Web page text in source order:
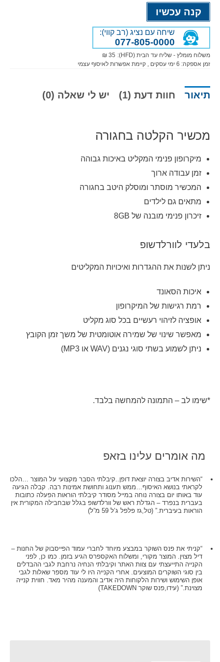
קנה עכשיו
שיחה עם נציג (רב קווי):
077-805-0000
משלוח מומלץ - שליח עד הבית (HFD):
35 ₪
זמן אספקה: 6 ימי עסקים , קיימת אפשרות לאיסוף עצמי
תיאור חוות דעת (1) יש לי שאלה (0)
מכשיר הקלטה בחגורה
מיקרופון פנימי המקליט באיכות גבוהה
זמן עבודה ארוך
המכשיר מוסתר ומוסלק היטב בחגורה
מתאים גם לילדים
זיכרון פנימי מובנה של 8GB
בלעדי לוורלדשופ
ניתן לשנות את ההגדרות ואיכויות המקליטים
איכות הסאונד
רמת רגישות של המיקרופון
אופציה לזיהוי רעשיים בכל סוג מקליט
מאפשר שינוי של שמירה אוטומטית של משך זמן הקובץ
ניתן לשמוע בשתי סוגי נגנים (WAV או MP3)
*שימו לב – התמונה להמחשה בלבד.
מה אומרים עלינו בזאפ
“השירות אדיב בצורה יוצאת דופן..קיבלתי הסבר מקצועי על המוצר …הלכו
לקראתי בנושא האיסוף…ממש תענוג ותחושת אמינות רבה. קבלה הגיעה
עוד באותו יום בצורה נוחה במייל מסודר קיבלתי הוראות הפעלה כתובות
בעברית בנפרד – הגדלת ראש של וורלדשופ בגלל שבחבילה המקורית אין
הוראות בעיברית.” (טל,גז פלפל ג’ל 59 מ”ל)
“קניתי את פנס השוקר במבצע מיוחד לחברי עמוד הפייסבוק של החנות –
דיל מצוין. המוצר מקורי, ומשלוח האקספרס הגיע בזמן. כמו כן, לפני
הקנייה התייעצתי עם צוות האתר וקיבלתי הנחיה נרחבת לגבי ההבדלים
בין סוגי השוקרים המוצעים. אחרי הקנייה היו לי עוד מספר שאלות לגבי
אופן השימוש ושירות הלקוחות היה אדיב והמענה מהיר מאד. חווית קנייה
מצוינת.” (עידו,פנס שוקר TAKEDOWN)